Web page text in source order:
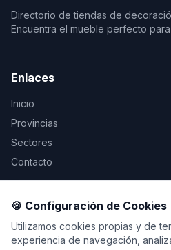
Directorio de tiendas de
Encuentra el mueble perfecto
Enlaces
Inicio
Provincias
Sectores
Contacto
Legal
Aviso Legal
Privacidad
🍪 Configuración de Cookies
Utilizamos cookies propias y de
experiencia de navegación,